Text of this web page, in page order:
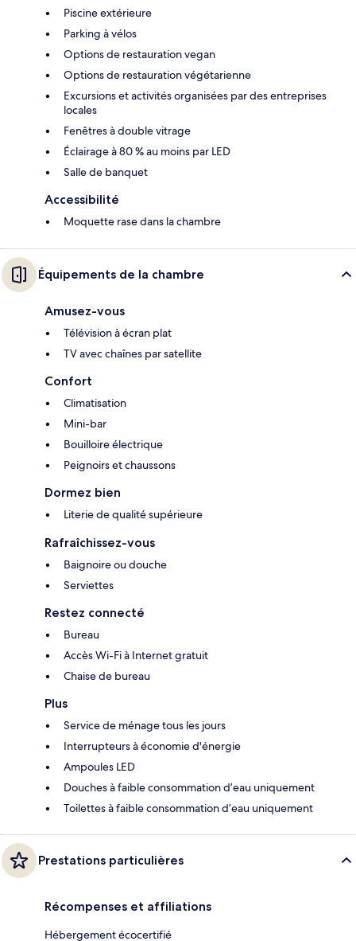
Piscine extérieure
Parking à vélos
Options de restauration vegan
Options de restauration végétarienne
Excursions et activités organisées par des entreprises
locales
Fenêtres à double vitrage
Éclairage à 80 % au moins par LED
Salle de banquet
Accessibilité
Moquette rase dans la chambre
Équipements de la chambre
Amusez-vous
Télévision à écran plat
TV avec chaînes par satellite
Confort
Climatisation
Mini-bar
Bouilloire électrique
Peignoirs et chaussons
Dormez bien
Literie de qualité supérieure
Rafraîchissez-vous
Baignoire ou douche
Serviettes
Restez connecté
Bureau
Accès Wi-Fi à Internet gratuit
Chaise de bureau
Plus
Service de ménage tous les jours
Interrupteurs à économie d'énergie
Ampoules LED
Douches à faible consommation d’eau uniquement
Toilettes à faible consommation d’eau uniquement
Prestations particulières
Récompenses et affiliations
Hébergement écocertifié